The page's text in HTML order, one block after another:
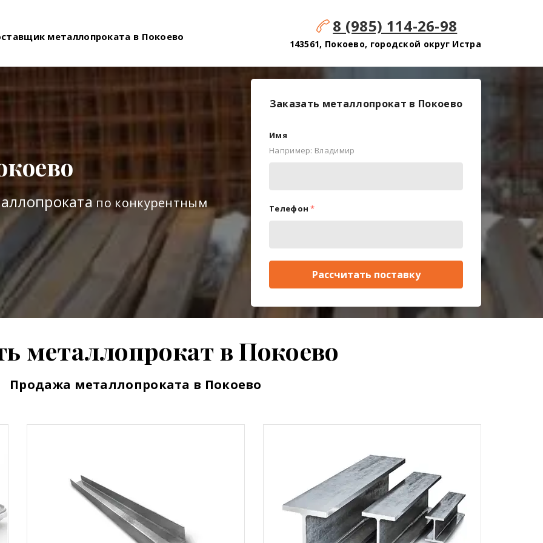
металлопроката в Покоево
8 (985) 114-26-98
143561, Покоево, городской округ Истра
по конкурентным
Заказать металлопрокат в Покоево
Имя
Например: Владимир
Телефон *
Рассчитать поставку
металлопрокат в Покоево
Продажа металлопроката в Покоево